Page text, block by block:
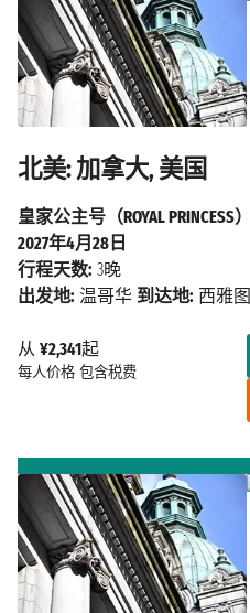
北美: 加拿大, 美国
从 ¥2,341起
每人价格 包含税费
皇家公主号（ROYAL PRINCESS）
2027年4月28日
行程天数: 3晚
出发地: 温哥华 到达地: 西雅图